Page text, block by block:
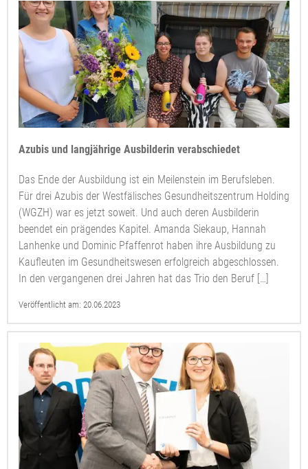
Azubis und langjährige Ausbilderin verabschiedet
Das Ende der Ausbildung ist ein Meilenstein im Berufsleben.
Für drei Azubis der Westfälisches Gesundheitszentrum Holding
(WGZH) war es jetzt soweit. Und auch deren Ausbilderin
beendet ein prägendes Kapitel. Amanda Siekaup, Hannah
Lanhenke und Dominic Pfaffenrot haben ihre Ausbildung zu
Kaufleuten im Gesundheitswesen erfolgreich abgeschlossen.
In den vergangenen drei Jahren hat das Trio den Beruf […]
Veröffentlicht am: 20.06.2023